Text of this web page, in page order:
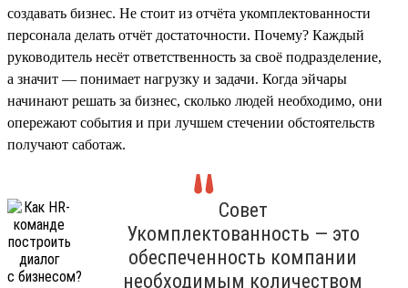
создавать бизнес. Не стоит из отчёта укомплектованности
персонала делать отчёт достаточности. Почему? Каждый
руководитель несёт ответственность за своё подразделение,
а значит — понимает нагрузку и задачи. Когда эйчары
начинают решать за бизнес, сколько людей необходимо, они
опережают события и при лучшем стечении обстоятельств
получают саботаж.
Совет
Укомплектованность — это
обеспеченность компании
необходимым количеством